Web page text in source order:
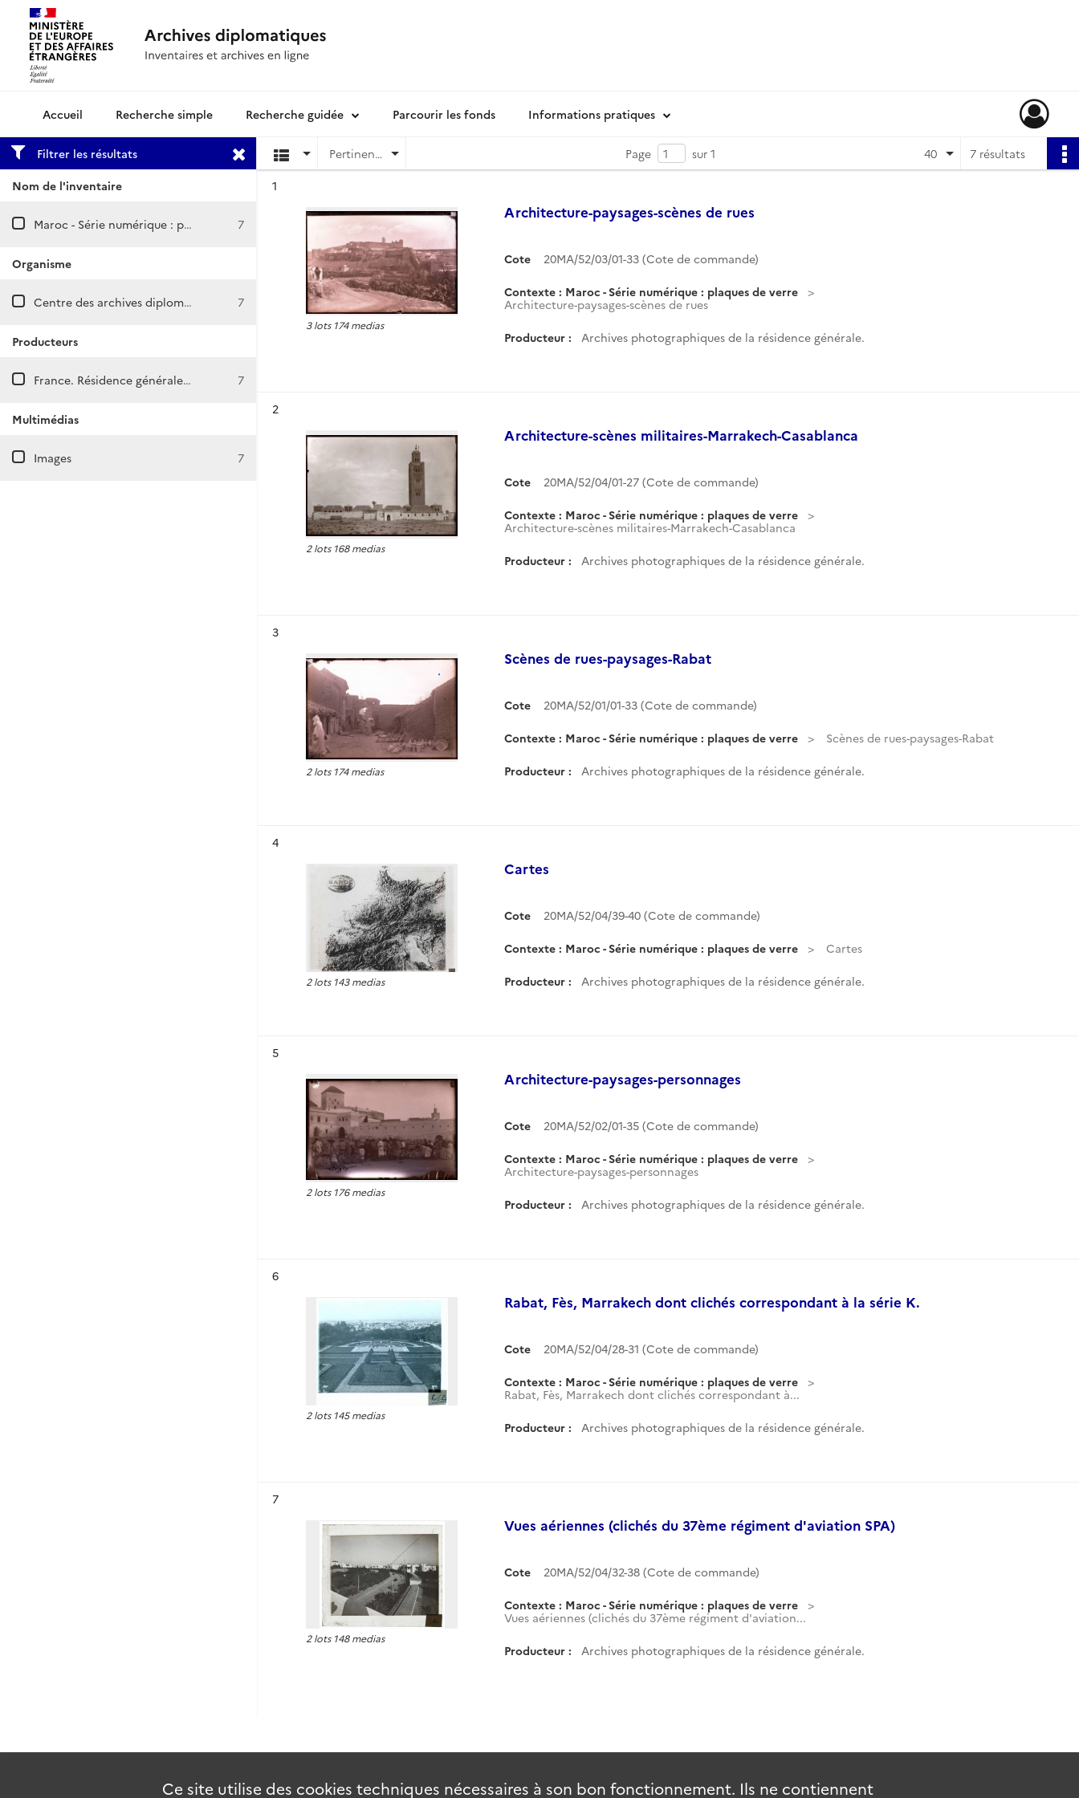
Archives diplomatiquesRecherche simple Recherche guidée Parcourir les fonds Informations pratiques
Filtrer les résultats
Nom de l'inventaire
Maroc - Série numérique : plaques de verre 7
Organisme
Centre des archives diplomatiques de Nantes 7
Producteurs
France. Résidence générale au Maroc. 7
Multimédias
Images 7
Pertinence Page sur 1 7 résultats
40
1
3 lots 174 medias
Architecture-paysages-scènes de rues
Cote 20MA/52/03/01-33 (Cote de commande)
Contexte : Maroc - Série numérique : plaques de verre
Architecture-paysages-scènes de rues
Producteur : Archives photographiques de la résidence générale.
2
2 lots 168 medias
Architecture-scènes militaires-Marrakech-Casablanca
Cote 20MA/52/04/01-27 (Cote de commande)
Contexte : Maroc - Série numérique : plaques de verre
Architecture-scènes militaires-Marrakech-Casablanca
Producteur : Archives photographiques de la résidence générale.
3
2 lots 174 medias
Scènes de rues-paysages-Rabat
Cote 20MA/52/01/01-33 (Cote de commande)
Contexte : Maroc - Série numérique : plaques de verre Scènes de rues-paysages-Rabat
Producteur : Archives photographiques de la résidence générale.
4
2 lots 143 medias
Cartes
Cote 20MA/52/04/39-40 (Cote de commande)
Contexte : Maroc - Série numérique : plaques de verre Cartes
Producteur : Archives photographiques de la résidence générale.
5
2 lots 176 medias
Architecture-paysages-personnages
Cote 20MA/52/02/01-35 (Cote de commande)
Contexte : Maroc - Série numérique : plaques de verre
Architecture-paysages-personnages
Producteur : Archives photographiques de la résidence générale.
6
2 lots 145 medias
Rabat, Fès, Marrakech dont clichés correspondant à la série K.
Cote 20MA/52/04/28-31 (Cote de commande)
Contexte : Maroc - Série numérique : plaques de verre
Rabat, Fès, Marrakech dont clichés correspondant à...
Producteur : Archives photographiques de la résidence générale.
7
2 lots 148 medias
Vues aériennes (clichés du 37ème régiment d'aviation SPA)
Cote 20MA/52/04/32-38 (Cote de commande)
Contexte : Maroc - Série numérique : plaques de verre
Vues aériennes (clichés du 37ème régiment d'aviation...
Producteur : Archives photographiques de la résidence générale.
Ce site utilise des cookies techniques nécessaires à son bon fonctionnement. Ils ne contiennent